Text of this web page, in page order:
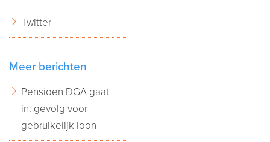
Twitter
Meer berichten
Pensioen DGA gaat
in: gevolg voor
gebruikelijk loon